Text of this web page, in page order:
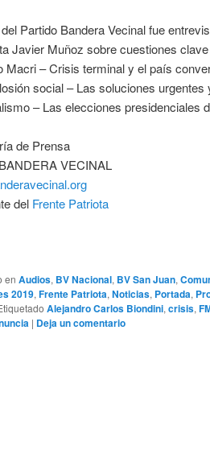
Partido Bandera Vecinal fue
Javier Muñoz sobre cuestiones
Macri – Crisis terminal y el país
social – Las soluciones
– Las elecciones presidenciales
de Prensa
VECINAL
del Frente Patriota
en Audios, BV Nacional, BV San Juan,
2019, Frente Patriota, Noticias, Portada,
Alejandro Carlos Biondini, crisis,
| Deja un comentario